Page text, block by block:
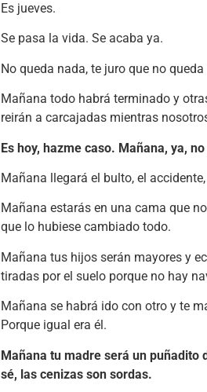
Es jueves.
Se pasa la vida. Se acaba ya.
No queda nada, te juro que no queda
Mañana todo habrá terminado y
reirán a carcajadas mientras
Es hoy, hazme caso. Mañana, ya,
Mañana llegará el bulto, el
Mañana estarás en una cama que
que lo hubiese cambiado todo.
Mañana tus hijos serán mayores y
tiradas por el suelo porque no hay
Mañana se habrá ido con otro y te
Porque igual era él.
Mañana tu madre será un puñadito
sé, las cenizas son sordas.